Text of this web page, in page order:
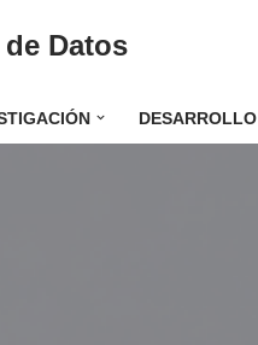
Datos
DESARROLLO